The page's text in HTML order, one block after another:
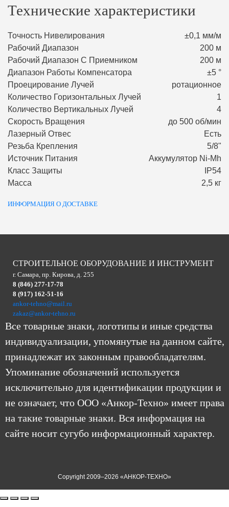
Технические характеристики
Точность Нивелирования
±0,1 мм/м
Рабочий Диапазон
200 м
Рабочий Диапазон С Приемником
200 м
Диапазон Работы Компенсатора
±5 °
Проецирование Лучей
ротационное
Количество Горизонтальных Лучей
1
Количество Вертикальных Лучей
4
Скорость Вращения
до 500 об/мин
Лазерный Отвес
Есть
Резьба Крепления
5/8"
Источник Питания
Аккумулятор Ni-Mh
Класс Защиты
IP54
Масса
2,5 кг
ИНФОРМАЦИЯ О ДОСТАВКЕ
СТРОИТЕЛЬНОЕ ОБОРУДОВАНИЕ И ИНСТРУМЕНТ
г. Самара, пр. Кирова, д. 255
8 (846) 277-17-78
8 (917) 162-51-16
ankor-tehno@mail.ru
zakaz@ankor-tehno.ru
Все товарные знаки, логотипы и иные средства
индивидуализации, упомянутые на данном сайте,
принадлежат их законным правообладателям.
Упоминание обозначений используется
исключительно для идентификации продукции и
не означает, что ООО «Анкор-Техно» имеет права
на такие товарные знаки. Вся информация на
сайте носит сугубо информационный характер.
Copyright 2009–2026 «АНКОР-ТЕХНО»